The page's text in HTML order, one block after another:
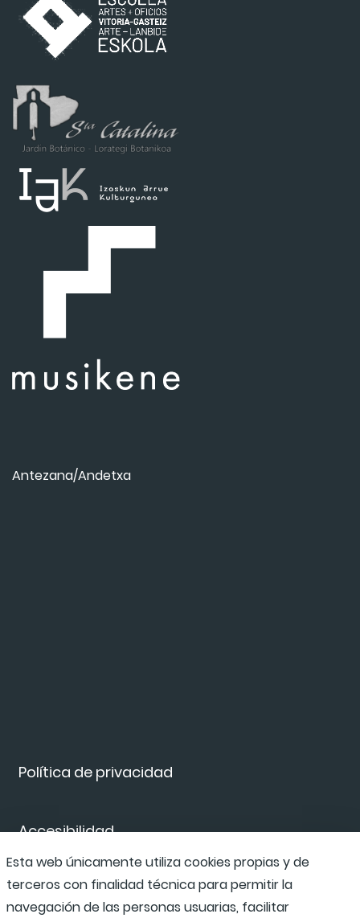
Política de privacidad
Accesibilidad
Canal de denuncias
Antezana/Andetxa
Esta web únicamente utiliza cookies propias y de
terceros con finalidad técnica para permitir la
navegación de las personas usuarias, facilitar